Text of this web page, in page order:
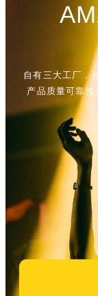
自有三大工厂，
产品质量可靠